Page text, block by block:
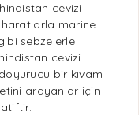
cevizi
marine
sebzelerle
cevizi
bir kıvam
arayanlar için